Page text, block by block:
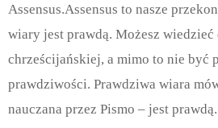
Assensus.Assensus to nasze
wiary jest prawdą. Możesz wiedzieć
chrześcijańskiej, a mimo to nie być
prawdziwości. Prawdziwa wiara
nauczana przez Pismo – jest prawdą.